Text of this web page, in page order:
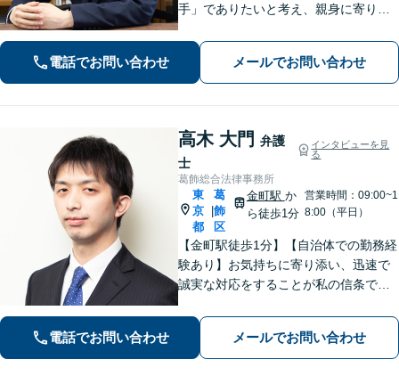
手」でありたいと考え、親身に寄り添
す。おひとりで悩まず、弁護士にご相
談ください。前向きな一歩を踏み出せ
るように、全力でサポートします。
電話でお問い合わせ メールでお問い合わせ
高木 大門 弁護
士
インタビューを見
る
葛飾総合法律事務所
東
京
都
葛
飾
区
金町駅 か
ら徒歩1分
営業時間：09:00~1
8:00（平日）
【金町駅徒歩1分】【自治体での勤務経
験あり】お気持ちに寄り添い、迅速で
誠実な対応をすることが私の信条で
し、最高のリーガルサービスをご提供
します。お気軽にご相談ください【初
回面談30分無料】【平日夜間対応可】
電話でお問い合わせ メールでお問い合わせ